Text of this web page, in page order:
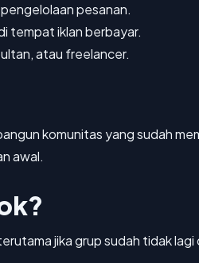
pesanan.
tempat iklan berbayar.
atau freelancer.
komunitas yang sudah
awal.
jika grup sudah tidak